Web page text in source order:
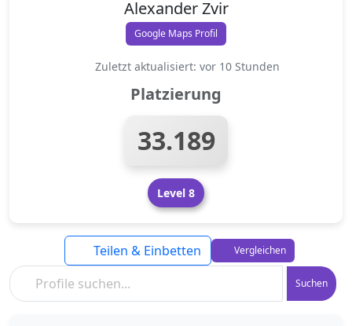
Alexander Zvir
Google Maps Profil
Zuletzt aktualisiert: vor 10 Stunden
Platzierung
33.189
Level 8
Suchen
Teilen & Einbetten Vergleichen